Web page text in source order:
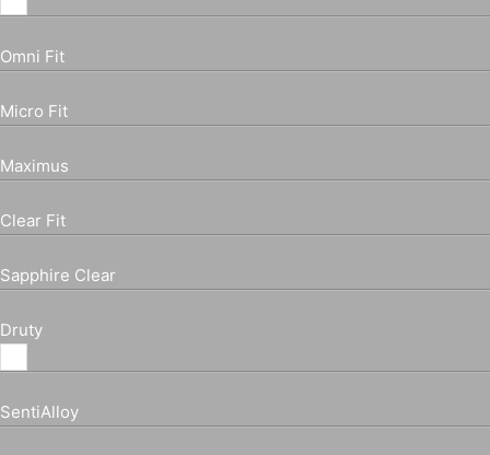
Omni Fit
Micro Fit
Maximus
Clear Fit
Sapphire Clear
Druty
SentiAlloy